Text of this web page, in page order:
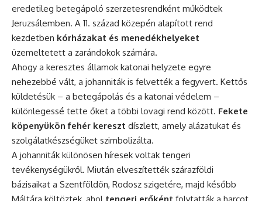
eredetileg betegápoló szerzetesrendként működtek
Jeruzsálemben. A 11. század közepén alapított rend
kezdetben kórházakat és menedékhelyeket
üzemeltetett a zarándokok számára.
Ahogy a keresztes államok katonai helyzete egyre
nehezebbé vált, a johanniták is felvették a fegyvert. Kettős
küldetésük – a betegápolás és a katonai védelem –
különlegessé tette őket a többi lovagi rend között. Fekete
köpenyükön fehér kereszt díszlett, amely alázatukat és
szolgálatkészségüket szimbolizálta.
A johanniták különösen híresek voltak tengeri
tevékenységükről. Miután elveszítették szárazföldi
bázisaikat a Szentföldön, Rodosz szigetére, majd később
Máltára költöztek, ahol tengeri erőként folytatták a harcot